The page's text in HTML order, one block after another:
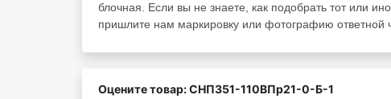
блочная. Если вы не знаете, как подобрать тот или
пришлите нам маркировку или фотографию
Оцените товар: СНП351-110ВПр21-0-Б-1